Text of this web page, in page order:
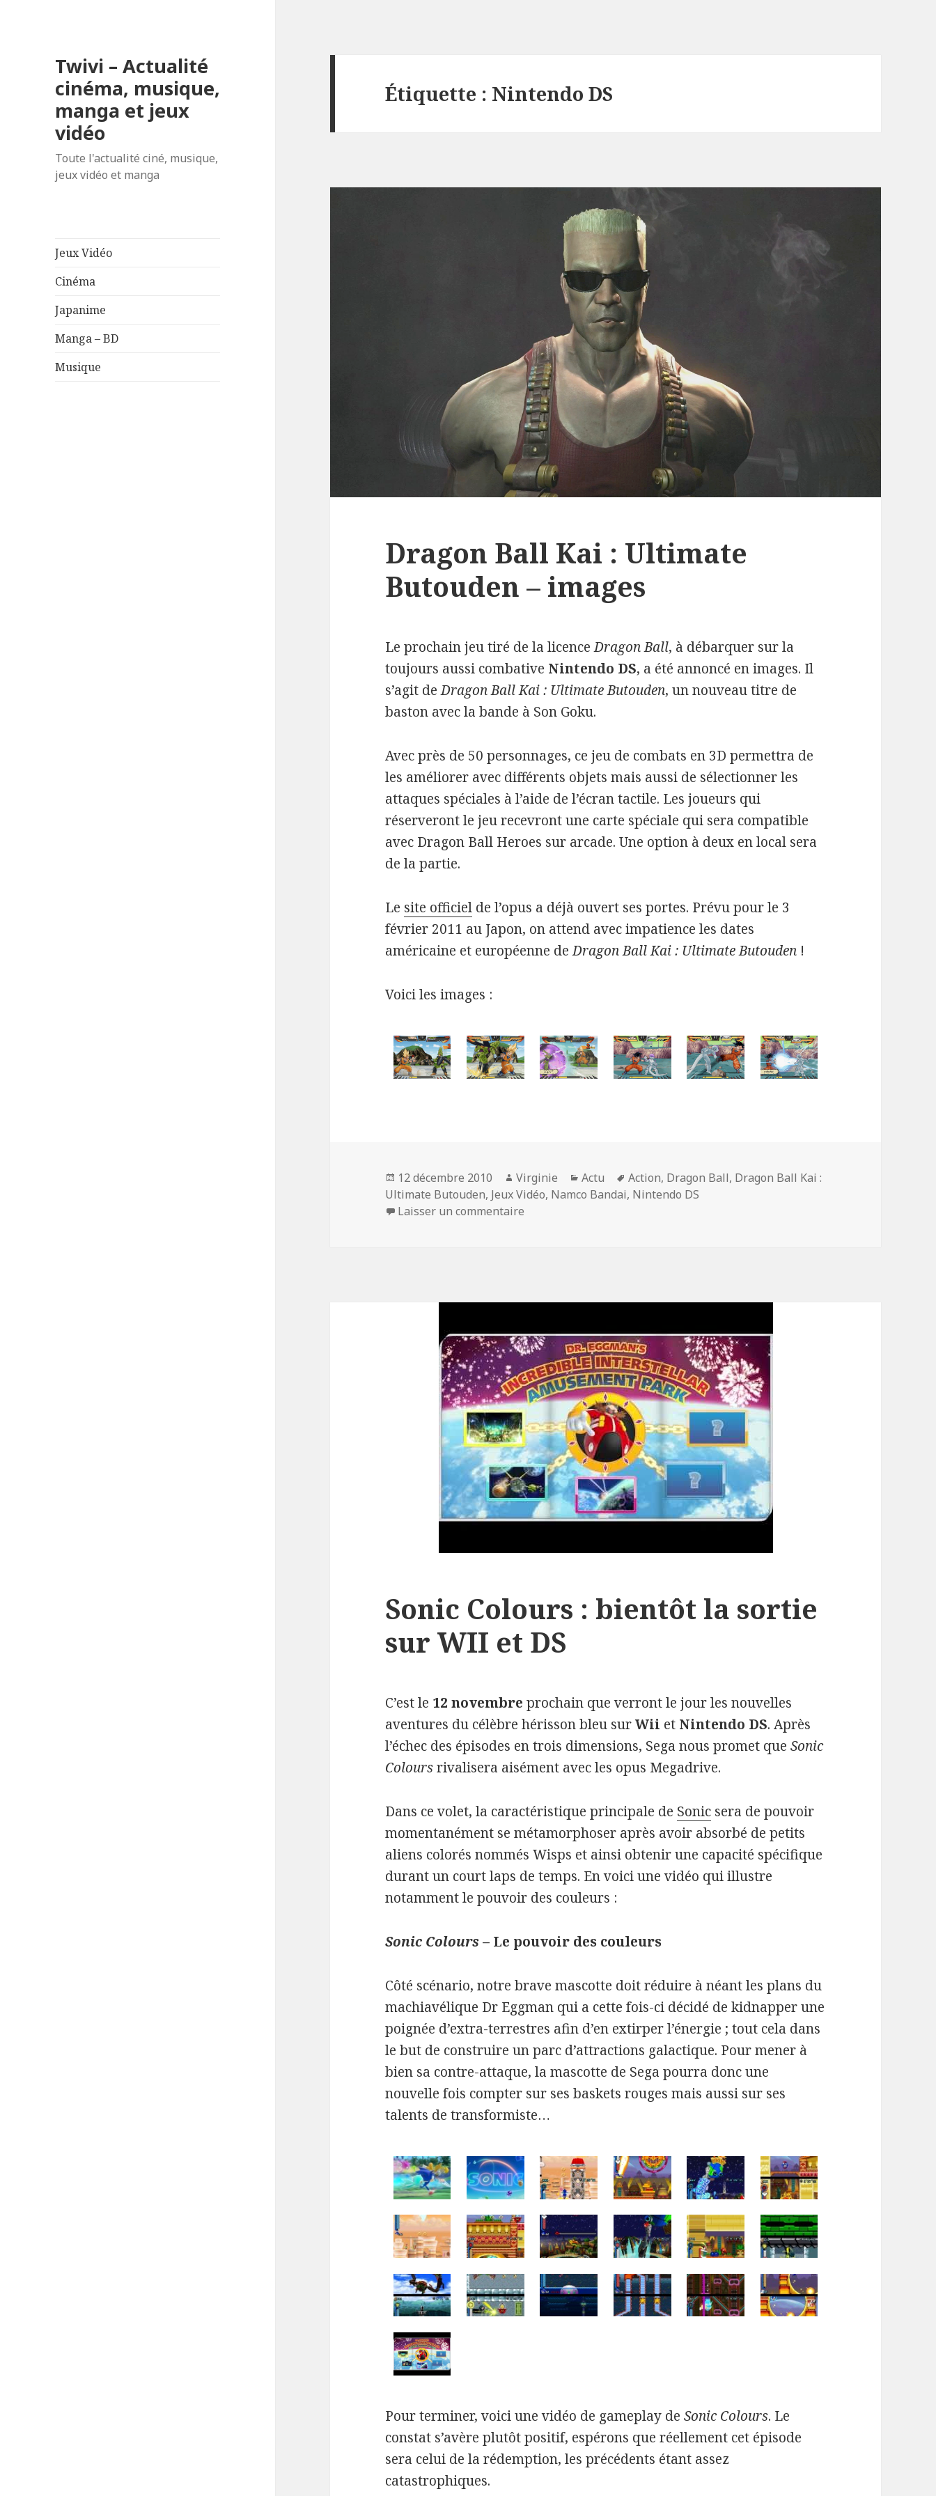
Twivi – Actualité
cinéma, musique,
manga et jeux
vidéo
Toute l'actualité ciné, musique,
jeux vidéo et manga
Jeux Vidéo
Cinéma
Japanime
Manga – BD
Musique
Étiquette : Nintendo DS
Dragon Ball Kai : Ultimate
Butouden – images
Le prochain jeu tiré de la licenceDragon Ball, à débarquer sur la
toujours aussi combative Nintendo DS, a été annoncé en images. Il
s’agit deDragon Ball Kai : Ultimate Butouden, un nouveau titre de
baston avec la bande à Son Goku.
Avec près de 50 personnages, ce jeu de combats en 3D permettra de
les améliorer avec différents objets mais aussi de sélectionner les
attaques spéciales à l’aide de l’écran tactile. Les joueurs qui
réserveront le jeu recevront une carte spéciale qui sera compatible
avec Dragon Ball Heroes sur arcade. Une option à deux en local sera
de la partie.
Le site officiel de l’opus a déjà ouvert ses portes. Prévu pour le 3
février 2011 au Japon, on attend avec impatience les dates
américaine et européenne deDragon Ball Kai : Ultimate Butouden !
Voici les images :
Publié
le
12 décembre 2010 Auteur
Virginie Catégories
Actu
Mots-
clés
Action, Dragon Ball, Dragon Ball Kai :
Ultimate Butouden, Jeux Vidéo, Namco Bandai, Nintendo DS
Laisser un commentaire
Sonic Colours : bientôt la sortie
sur WII et DS
C’est le 12 novembre prochain que verront le jour les nouvelles
aventures du célèbre hérisson bleu surWii et Nintendo DS. Après
l’échec des épisodes en trois dimensions, Sega nous promet queSonic
Coloursrivalisera aisément avec les opus Megadrive.
Dans ce volet, la caractéristique principale de Sonic sera de pouvoir
momentanément se métamorphoser après avoir absorbé de petits
aliens colorés nommés Wisps et ainsi obtenir une capacité spécifique
durant un court laps de temps. En voici une vidéo qui illustre
notamment le pouvoir des couleurs :
Sonic Colours– Le pouvoir des couleurs
Côté scénario, notre brave mascotte doit réduire à néant les plans du
machiavélique Dr Eggman qui a cette fois-ci décidé de kidnapper une
poignée d’extra-terrestres afin d’en extirper l’énergie ; tout cela dans
le but de construire un parc d’attractions galactique. Pour mener à
bien sa contre-attaque, la mascotte de Sega pourra donc une
nouvelle fois compter sur ses baskets rouges mais aussi sur ses
talents de transformiste…
Pour terminer, voici une vidéo de gameplay deSonic Colours. Le
constat s’avère plutôt positif, espérons que réellement cet épisode
sera celui de la rédemption, les précédents étant assez
catastrophiques.